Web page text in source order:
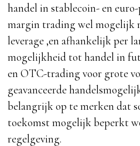
handel in stablecoin- en
margin trading wel mogelijk
leverage ,en afhankelijk per
mogelijkheid tot handel in
en OTC-trading voor grote
geavanceerde
belangrijk op te merken dat
toekomst mogelijk beperkt
regelgeving.